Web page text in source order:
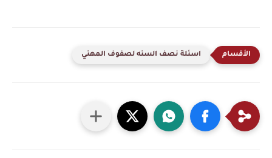
اسئلة نصف السنه لصفوف المهني